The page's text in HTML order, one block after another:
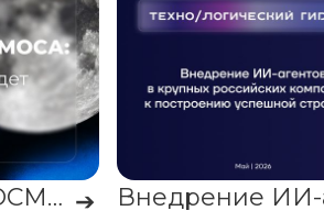
НЕВИДИМЫЙ СКАНЕР КОСМОСА ➔ Внедрение ИИ-